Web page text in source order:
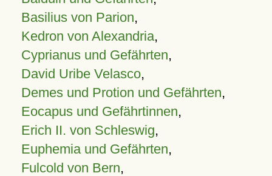
Basilius von Parion,
Kedron von Alexandria,
Cyprianus und Gefährten,
David Uribe Velasco,
Demes und Protion und Gefährten,
Eocapus und Gefährtinnen,
Erich II. von Schleswig,
Euphemia und Gefährten,
Fulcold von Bern,